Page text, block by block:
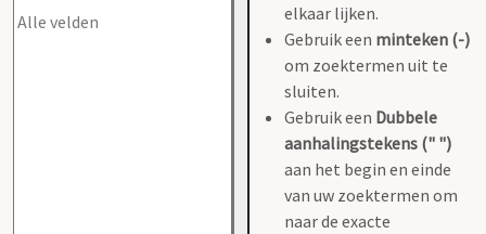
elkaar lijken.
Gebruik een minteken (-)
om zoektermen uit te
sluiten.
Gebruik een Dubbele
aanhalingstekens (" ")
aan het begin en einde
van uw zoektermen om
naar de exacte